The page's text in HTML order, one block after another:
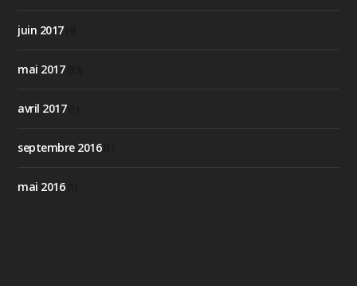
juin 2017(9)
mai 2017(33)
avril 2017(1)
septembre 2016(1)
mai 2016(1)